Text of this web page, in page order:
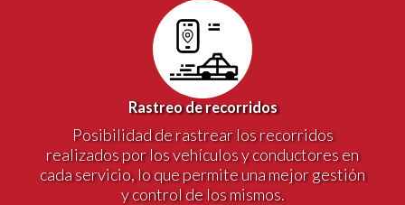
Rastreo de recorridos
Posibilidad de rastrear los recorridos
realizados por los vehículos y conductores en
cada servicio, lo que permite una mejor gestión
y control de los mismos.